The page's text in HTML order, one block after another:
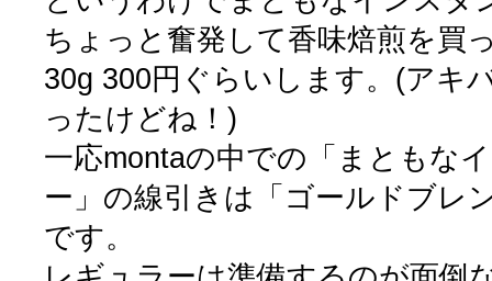
ちょっと奮発して香味焙煎を買
30g 300円ぐらいします。(アキ
ったけどね！)
一応montaの中での「まともな
ー」の線引きは「ゴールドブレ
です。